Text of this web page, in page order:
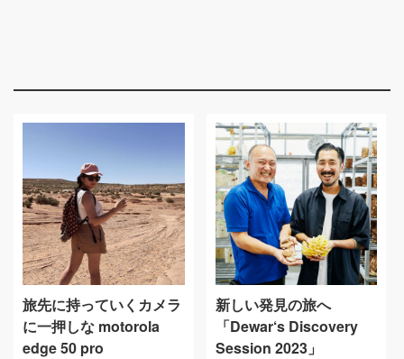
旅先に持っていくカメラ
に一押しな motorola
edge 50 pro
新しい発見の旅へ
「Dewar‘s Discovery
Session 2023」